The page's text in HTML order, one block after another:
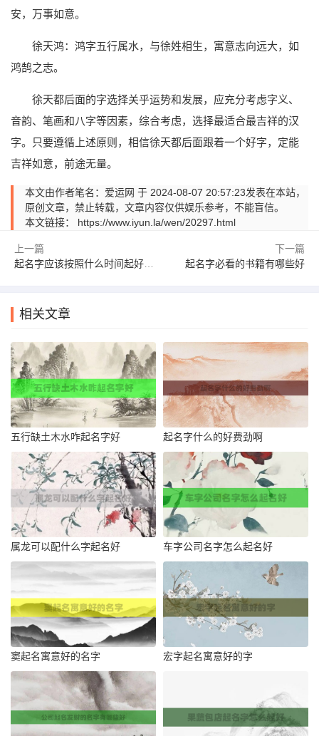
安，万事如意。
徐天鸿：鸿字五行属水，与徐姓相生，寓意志向远大，如
鸿鹄之志。
徐天都后面的字选择关乎运势和发展，应充分考虑字义、
音韵、笔画和八字等因素，综合考虑，选择最适合最吉祥的汉
字。只要遵循上述原则，相信徐天都后面跟着一个好字，定能
吉祥如意，前途无量。
本文由作者笔名：爱运网 于 2024-08-07 20:57:23发表在本站，
原创文章，禁止转载，文章内容仅供娱乐参考，不能盲信。
本文链接： https://www.iyun.la/wen/20297.html
上一篇
起名字应该按照什么时间起好一点
下一篇
起名字必看的书籍有哪些好
相关文章
五行缺土木水咋起名字好 起名字什么的好费劲啊
属龙可以配什么字起名好 车字公司名字怎么起名好
窦起名寓意好的名字 宏字起名寓意好的字